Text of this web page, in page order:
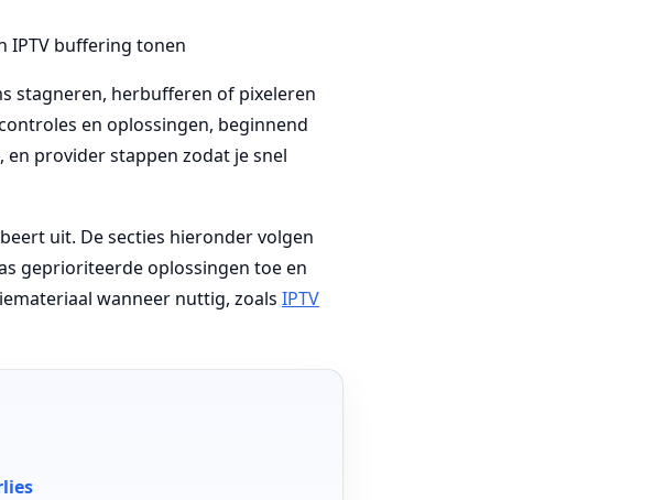
stagneren, herbufferen of pixeleren
en oplossingen, beginnend
provider stappen zodat je snel
uit. De secties hieronder volgen
geprioriteerde oplossingen toe en
wanneer nuttig, zoals IPTV